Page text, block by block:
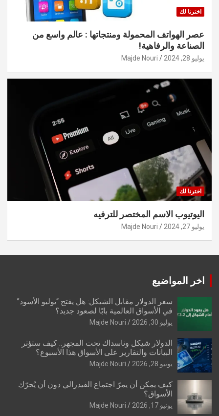
اخترنا لك
عصر الهواتف المحمولة ومنتجاتها : عالم واسع من
الصناعة والرفاهية!
يوليو 28, 2024 Majde Nouri
اخترنا لك
اليوتيوب الاسم المختصر للترفيه
يوليو 27, 2024 Majde Nouri
اخر المواضيع
سعر الدولار مقابل الشيكل: هل يفتح “يوليو الأسود”
في الأسواق العالمية بابًا لصعود جديد؟
يوليو 30, 2026 Majde Nouri
الدولار شيكل وناسداك تحت المجهر.. كيف ستؤثر
البيانات والتقارير على الأسواق هذا الأسبوع؟
يونيو 28, 2026 Majde Nouri
كيف يمكن أن يمرّ اجتماع الفيدرالي دون أن يُحرّك
الأسواق؟
يونيو 17, 2026 Majde Nouri